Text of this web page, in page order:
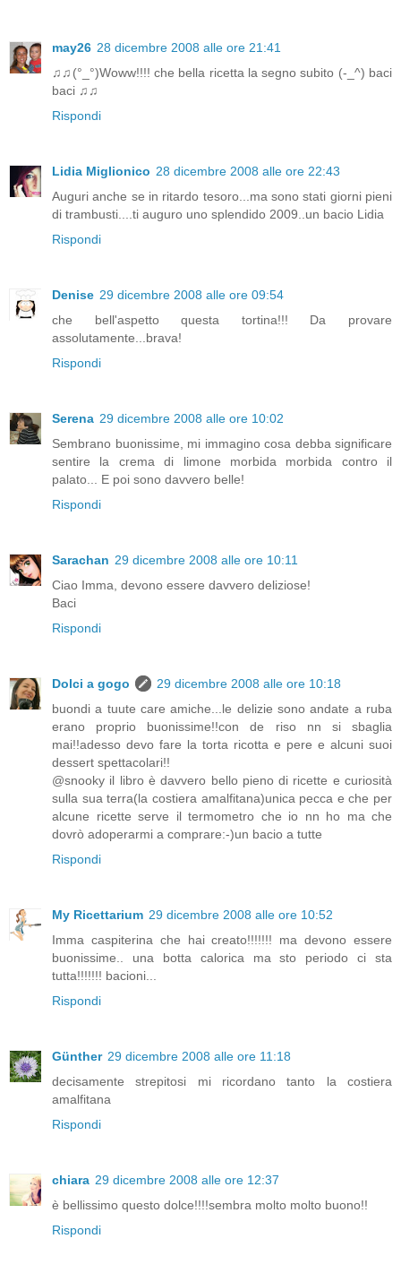
may26 28 dicembre 2008 alle ore 21:41
♫♫(°_°)Woww!!!! che bella ricetta la segno subito (-_^) baci
baci ♫♫
Rispondi
Lidia Miglionico 28 dicembre 2008 alle ore 22:43
Auguri anche se in ritardo tesoro...ma sono stati giorni pieni
di trambusti....ti auguro uno splendido 2009..un bacio Lidia
Rispondi
Denise 29 dicembre 2008 alle ore 09:54
che bell'aspetto questa tortina!!! Da provare
assolutamente...brava!
Rispondi
Serena 29 dicembre 2008 alle ore 10:02
Sembrano buonissime, mi immagino cosa debba significare
sentire la crema di limone morbida morbida contro il
palato... E poi sono davvero belle!
Rispondi
Sarachan 29 dicembre 2008 alle ore 10:11
Ciao Imma, devono essere davvero deliziose!
Baci
Rispondi
Dolci a gogo
29 dicembre 2008 alle ore 10:18
buondi a tuute care amiche...le delizie sono andate a ruba
erano proprio buonissime!!con de riso nn si sbaglia
mai!!adesso devo fare la torta ricotta e pere e alcuni suoi
dessert spettacolari!!
@snooky il libro è davvero bello pieno di ricette e curiosità
sulla sua terra(la costiera amalfitana)unica pecca e che per
alcune ricette serve il termometro che io nn ho ma che
dovrò adoperarmi a comprare:-)un bacio a tutte
Rispondi
My Ricettarium 29 dicembre 2008 alle ore 10:52
Imma caspiterina che hai creato!!!!!!! ma devono essere
buonissime.. una botta calorica ma sto periodo ci sta
tutta!!!!!!! bacioni...
Rispondi
Günther 29 dicembre 2008 alle ore 11:18
decisamente strepitosi mi ricordano tanto la costiera
amalfitana
Rispondi
chiara 29 dicembre 2008 alle ore 12:37
è bellissimo questo dolce!!!!sembra molto molto buono!!
Rispondi